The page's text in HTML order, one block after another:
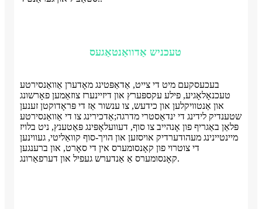
טעכניש אַדוואַנטאַגעס
בעכעסקעם מיט די צייט, אַדאַפּטינג מאָדערן אַוואַנסירטע
טעכנאָלאָגיע, פילע עקספּערץ און דיזיינערז צוזאַמען פאָרשונג
און אַנטוויקלען און כידעש, צו ענשור אַז די פּראָדוקטן זענען
שטענדיק לידינג די ינדאַסטרי מדרגה;אַדכירינג צו די אַוואַנסירטע
פּלאַן באַגריף פון אָנהייב צו סוף, דעוועלאָפּינג פּאַטענץ, ניט בלויז
מיינטיינינג מעהודערדיק אויסזען און הויך-סוף קוואַליטי, געווינען
די צוטרוי פון קאָנסומערס אין די סאָרט, און ברענגען
קאָנסומערס אַ אַנדערש געפיל און דערפאַרונג.